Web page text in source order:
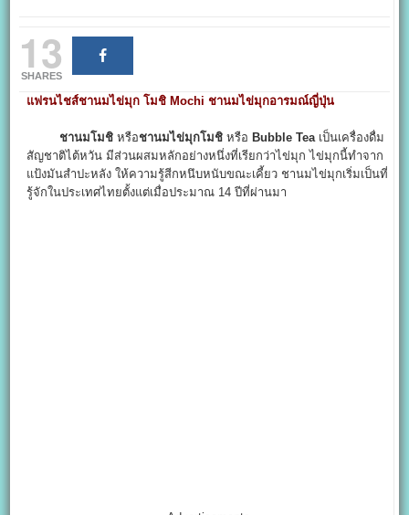
13
SHARES
แฟรนไชส์ชานมไข่มุก โมชิ Mochi ชานมไข่มุกอารมณ์ญี่ปุ่น
ชานมโมชิ หรือชานมไข่มุกโมชิ หรือ Bubble Teaเป็นเครื่องดื่ม
สัญชาติไต้หวัน มีส่วนผสมหลักอย่างหนึ่งที่เรียกว่าไข่มุก ไข่มุกนี้ทำจาก
แป้งมันสำปะหลัง ให้ความรู้สีกหนึบหนับขณะเคี้ยว ชานมไข่มุกเริ่มเป็นที่
รู้จักในประเทศไทยตั้งแต่เมื่อประมาณ 14 ปีที่ผ่านมา